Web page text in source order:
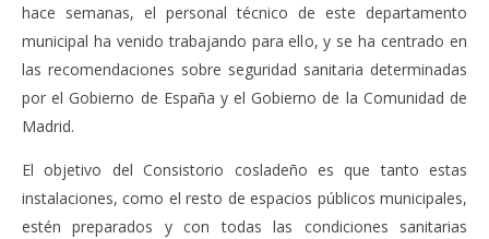
Coslada: La Biblioteca Central abrirá mañana
martes 26 por la tarde.
25,
2020
Admin
hace semanas, el personal técnico de este departamento
municipal ha venido trabajando para ello, y se ha centrado en
las recomendaciones sobre seguridad sanitaria determinadas
por el Gobierno de España y el Gobierno de la Comunidad de
Madrid.
El objetivo del Consistorio cosladeño es que tanto estas
instalaciones, como el resto de espacios públicos municipales,
estén preparados y con todas las condiciones sanitarias